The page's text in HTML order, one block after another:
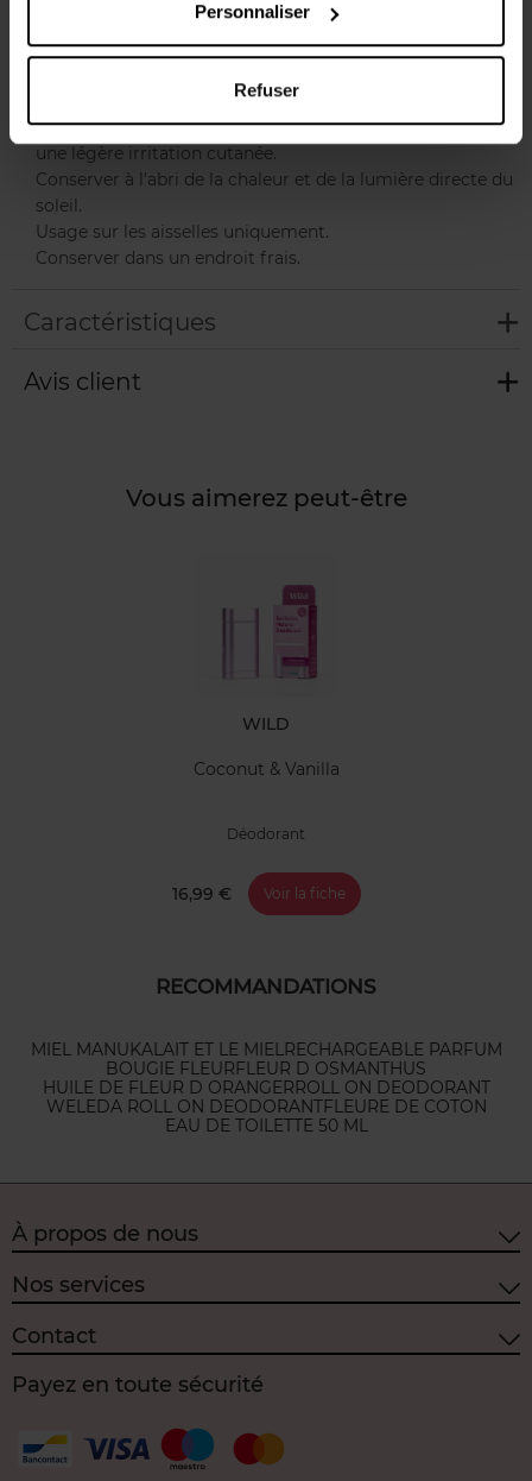
Personnaliser
Refuser
Tenir hors de portée des enfants.
Ne pas appliquer sur une peau irritée ou endommagée.
L'application immédiate après le rasage peut provoquer
une légère irritation cutanée.
Conserver à l'abri de la chaleur et de la lumière directe du
soleil.
Usage sur les aisselles uniquement.
Conserver dans un endroit frais.
Caractéristiques
Avis client
Vous aimerez peut-être
WILD
Coconut & Vanilla
Déodorant
16,99 € Voir la fiche
RECOMMANDATIONS
MIEL MANUKALAIT ET LE MIELRECHARGEABLE PARFUM
BOUGIE FLEURFLEUR D OSMANTHUS
HUILE DE FLEUR D ORANGERROLL ON DEODORANT
WELEDA ROLL ON DEODORANTFLEURE DE COTON
EAU DE TOILETTE 50 ML
À propos de nous
Nos services
Contact
Payez en toute sécurité